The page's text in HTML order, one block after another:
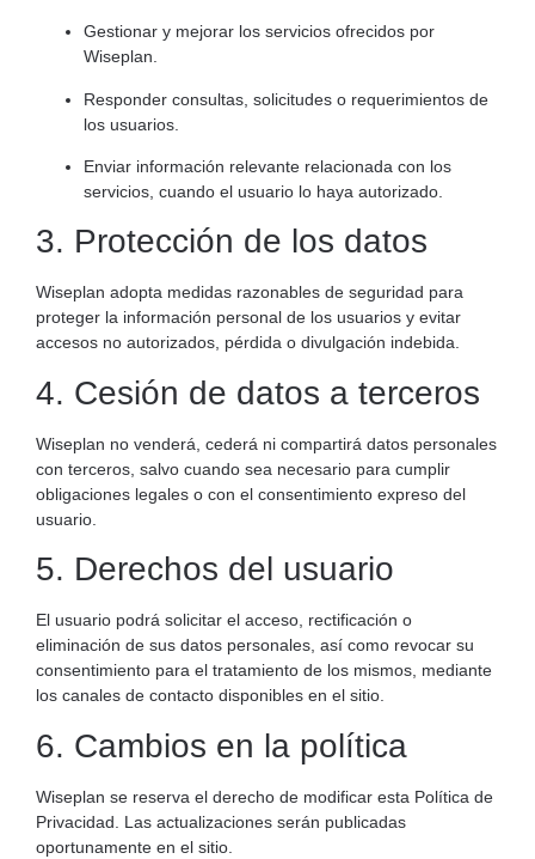
Gestionar y mejorar los servicios ofrecidos por
Wiseplan.
Responder consultas, solicitudes o requerimientos de
los usuarios.
Enviar información relevante relacionada con los
servicios, cuando el usuario lo haya autorizado.
3. Protección de los datos
Wiseplan adopta medidas razonables de seguridad para
proteger la información personal de los usuarios y evitar
accesos no autorizados, pérdida o divulgación indebida.
4. Cesión de datos a terceros
Wiseplan no venderá, cederá ni compartirá datos personales
con terceros, salvo cuando sea necesario para cumplir
obligaciones legales o con el consentimiento expreso del
usuario.
5. Derechos del usuario
El usuario podrá solicitar el acceso, rectificación o
eliminación de sus datos personales, así como revocar su
consentimiento para el tratamiento de los mismos, mediante
los canales de contacto disponibles en el sitio.
6. Cambios en la política
Wiseplan se reserva el derecho de modificar esta Política de
Privacidad. Las actualizaciones serán publicadas
oportunamente en el sitio.